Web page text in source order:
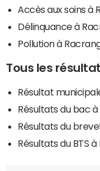
Accès aux soins à
Délinquance à
Pollution à
Tous les
Résultat
Résultats du bac
Résultats du
Résultats du BTS